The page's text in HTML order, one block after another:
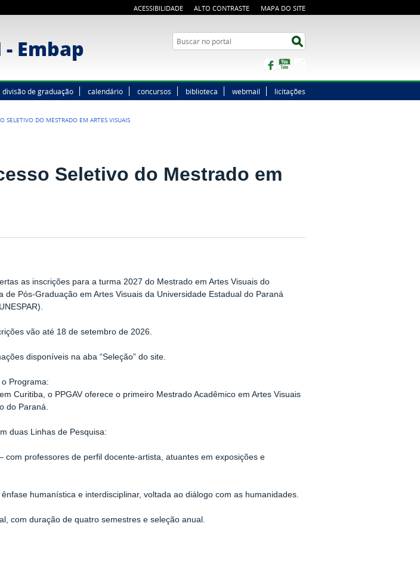
ACESSIBILIDADE ALTO CONTRASTE MAPA DO SITE
Embap Buscar no portal
Facebook
divisão de graduação calendário concursos biblioteca webmail licitações
SELETIVO DO MESTRADO EM ARTES VISUAIS
Seletivo do Mestrado em
de imagens
as inscrições para a turma 2027 do Mestrado em Artes Visuais do
de Pós-Graduação em Artes Visuais da Universidade Estadual do Paraná
vão até 18 de setembro de 2026.
disponíveis na aba “Seleção” do site.
Programa:
Curitiba, o PPGAV oferece o primeiro Mestrado Acadêmico em Artes Visuais
do Paraná.
duas Linhas de Pesquisa:
com professores de perfil docente-artista, atuantes em exposições e
humanística e interdisciplinar, voltada ao diálogo com as humanidades.
com duração de quatro semestres e seleção anual.